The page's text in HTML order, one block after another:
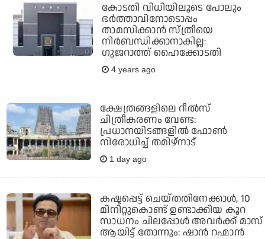
കോടതി വിധിയിലൂടെ പോലും
ഭര്‍ത്താവിനോടൊപ്പം
താമസിക്കാന്‍ സ്ത്രീയെ
നിര്‍ബന്ധിക്കാനാകില്ല:
ഗുജറാത്ത് ഹൈക്കോടതി
4 years ago
ക്ഷേത്രങ്ങളിലെ റീല്‍സ്
ചിത്രീകരണം വേണ്ട:
പ്രധാനയിടങ്ങളില്‍ ഫോണ്‍
നിരോധിച്ച് തമിഴ്‌നാട്
1 day ago
കഷ്ടപ്പെട്ട് ചെയ്തതിനേക്കാൾ, 10
മിനിറ്റുകൊണ്ട് ഉണ്ടാക്കിയ കൂറ
സാധനം ചിലപ്പോൾ അവർക്ക് മാസ്
ആയിട്ട് തോന്നും: ഷാൻ റഹ്മാൻ